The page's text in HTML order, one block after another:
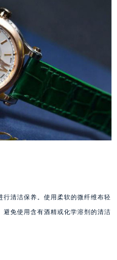
清洁保养。使用柔软的微纤维布轻
免使用含有酒精或化学溶剂的清洁